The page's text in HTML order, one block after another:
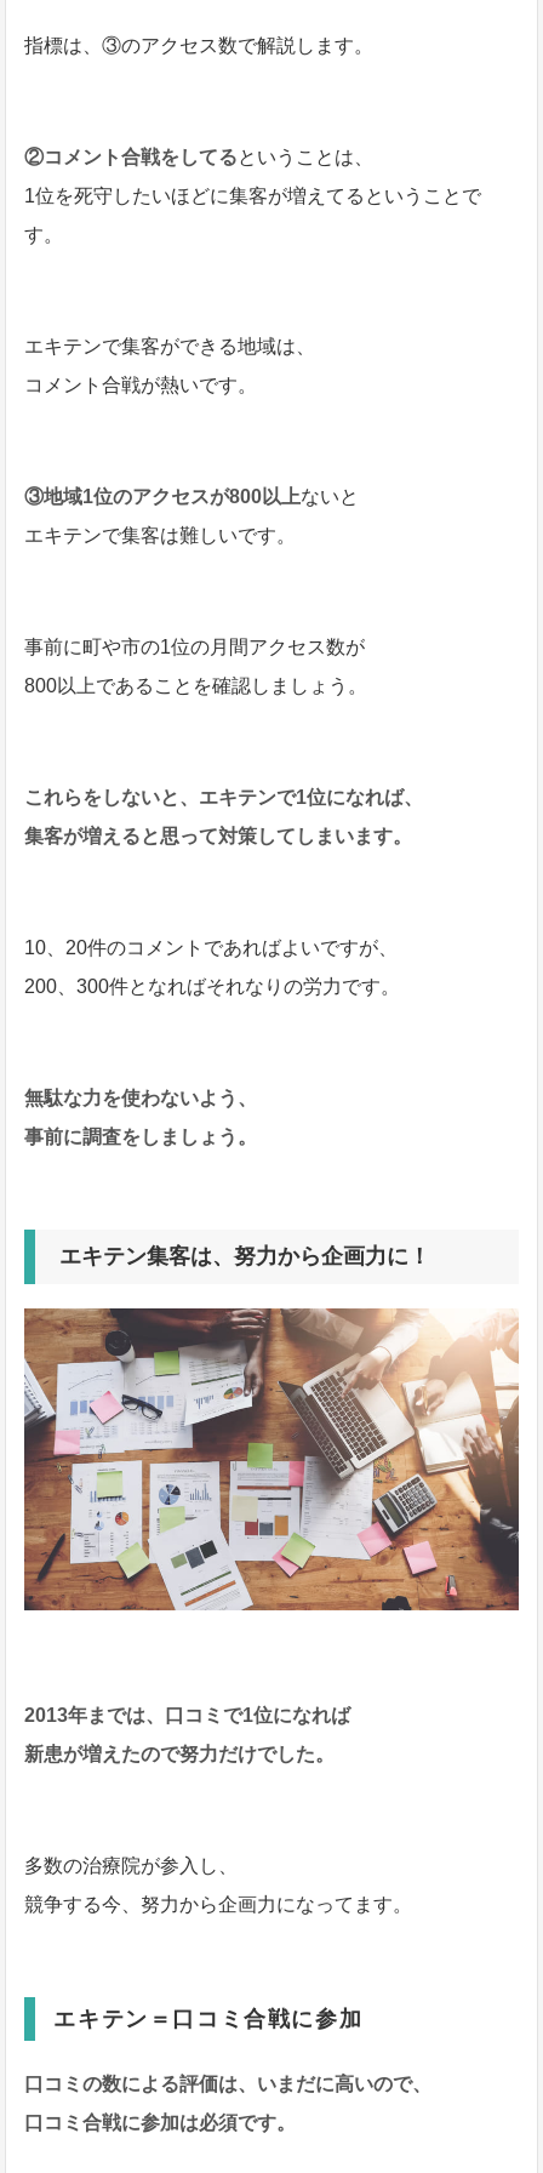
指標は、③のアクセス数で解説します。
②コメント合戦をしてるということは、
1位を死守したいほどに集客が増えてるということで
す。
エキテンで集客ができる地域は、
コメント合戦が熱いです。
③地域1位のアクセスが800以上ないと
エキテンで集客は難しいです。
事前に町や市の1位の月間アクセス数が
800以上であることを確認しましょう。
これらをしないと、エキテンで1位になれば、
集客が増えると思って対策してしまいます。
10、20件のコメントであればよいですが、
200、300件となればそれなりの労力です。
無駄な力を使わないよう、
事前に調査をしましょう。
エキテン集客は、努力から企画力に！
2013年までは、口コミで1位になれば
新患が増えたので努力だけでした。
多数の治療院が参入し、
競争する今、努力から企画力になってます。
エキテン＝口コミ合戦に参加
口コミの数による評価は、いまだに高いので、
口コミ合戦に参加は必須です。